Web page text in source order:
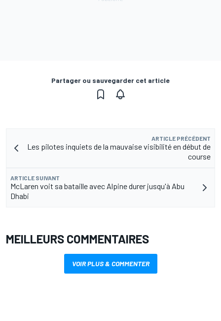
Partager ou sauvegarder cet article
ARTICLE PRÉCÉDENT
Les pilotes inquiets de la mauvaise visibilité en début de
course
ARTICLE SUIVANT
McLaren voit sa bataille avec Alpine durer jusqu'à Abu
Dhabi
MEILLEURS COMMENTAIRES
VOIR PLUS & COMMENTER